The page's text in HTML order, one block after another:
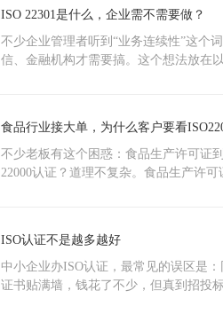
ISO 22301是什么，企业需不需要做？
不少企业管理者听到“业务连续性”这个
信、金融机构才需要搞。这个想法放在
系的覆盖范围内。遇到这种情况，几个
业务能停多久？谁来负责？资源从哪里
些问题。ISO 22301做的就是这件事。
跟得上业务变化，定期整改补上发现的
出事的时候临时翻手册来不及，只有形
区别很多企业已经有一些应急预案，针
食品行业接大单，为什么客户要看
不少老板有这个困惑：食品生产许可证
22000认证？道理不复杂。食品生产许
题，针对这些环节设监控点，然后确保
的时候，核心原则就一条：写到的都要
务离了这张证真不行？问自己两个问题
ISO认证不是越多越好
中小企业办ISO认证，最常见的误区是
证书贴满墙，钱花了不少，但真到招投